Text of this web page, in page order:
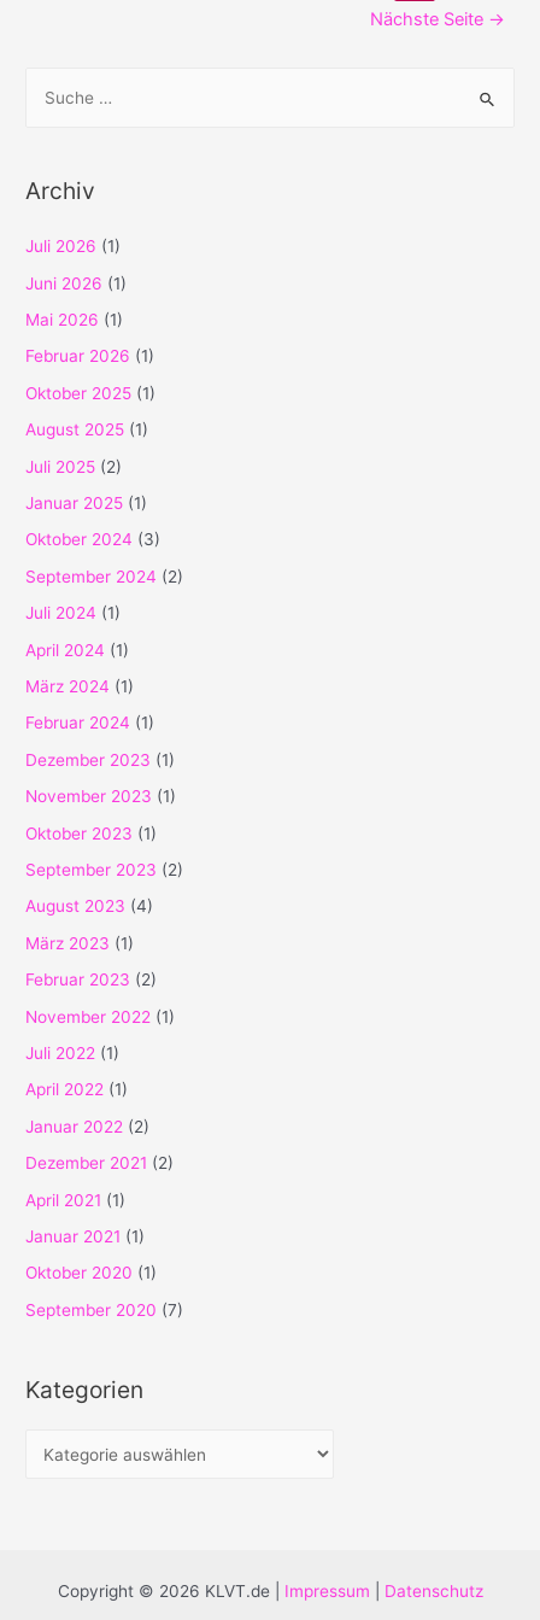
Nächste Seite →
h
n
n
a
Archiv
Juli 2026 (1)
Juni 2026 (1)
Mai 2026 (1)
Februar 2026 (1)
Oktober 2025 (1)
August 2025 (1)
Juli 2025 (2)
Januar 2025 (1)
Oktober 2024 (3)
September 2024 (2)
Juli 2024 (1)
April 2024 (1)
März 2024 (1)
Februar 2024 (1)
Dezember 2023 (1)
November 2023 (1)
Oktober 2023 (1)
September 2023 (2)
August 2023 (4)
März 2023 (1)
Februar 2023 (2)
November 2022 (1)
Juli 2022 (1)
April 2022 (1)
Januar 2022 (2)
Dezember 2021 (2)
April 2021 (1)
Januar 2021 (1)
Oktober 2020 (1)
September 2020 (7)
Kategorien
Copyright © 2026 KLVT.de | Impressum Datenschutz